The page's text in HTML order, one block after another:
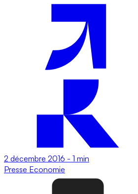
2 décembre 2016 - 1 min
Presse Economie